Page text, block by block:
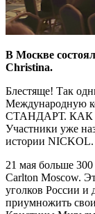
В Москве
Christina.
Блестяще! Так
Международную
СТАНДАРТ.
Участники уже
истории NICKOL.
21 мая больше
Carlton Moscow.
уголков России и
приумножить